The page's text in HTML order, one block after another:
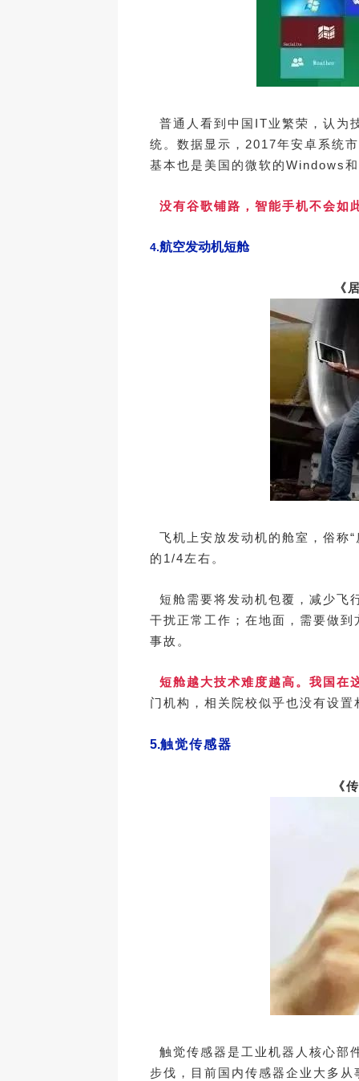
普通人看到中国IT业繁荣，认为
统。数据显示，2017年安卓系统
基本也是美国的微软的Windows
没有谷歌铺路，智能手机不会如
4.航空发动机短舱
《
飞机上安放发动机的舱室，俗称
的1/4左右。
短舱需要将发动机包覆，减少飞
干扰正常工作；在地面，需要做
事故。
短舱越大技术难度越高。我国在
门机构，相关院校似乎也没有设置
5.触觉传感器
《
触觉传感器是工业机器人核心部
步伐，目前国内传感器企业大多